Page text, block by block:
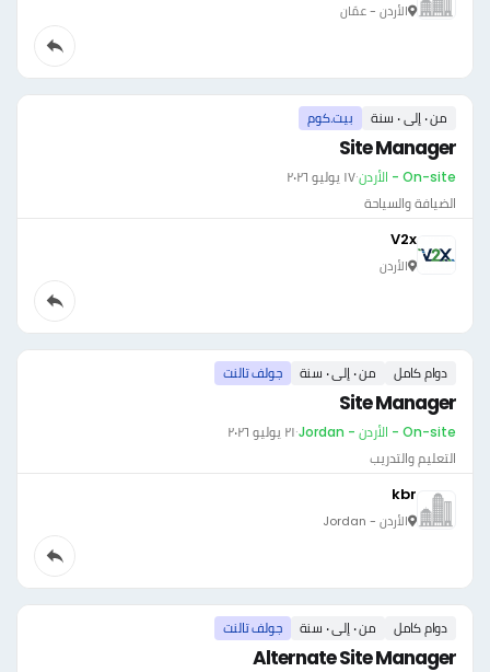
الأردن - عمّان
من ٠ إلى ٠ سنة بيت.كوم
Site Manager
On-site - الأردن ·١٧ يوليو ٢٠٢٦
الضيافة والسياحة
V2x
الأردن
دوام كامل من ٠ إلى ٠ سنة جولف تالنت
Site Manager
On-site - الأردن - Jordan ·٢١ يوليو ٢٠٢٦
التعليم والتدريب
kbr
الأردن - Jordan
دوام كامل من ٠ إلى ٠ سنة جولف تالنت
Alternate Site Manager